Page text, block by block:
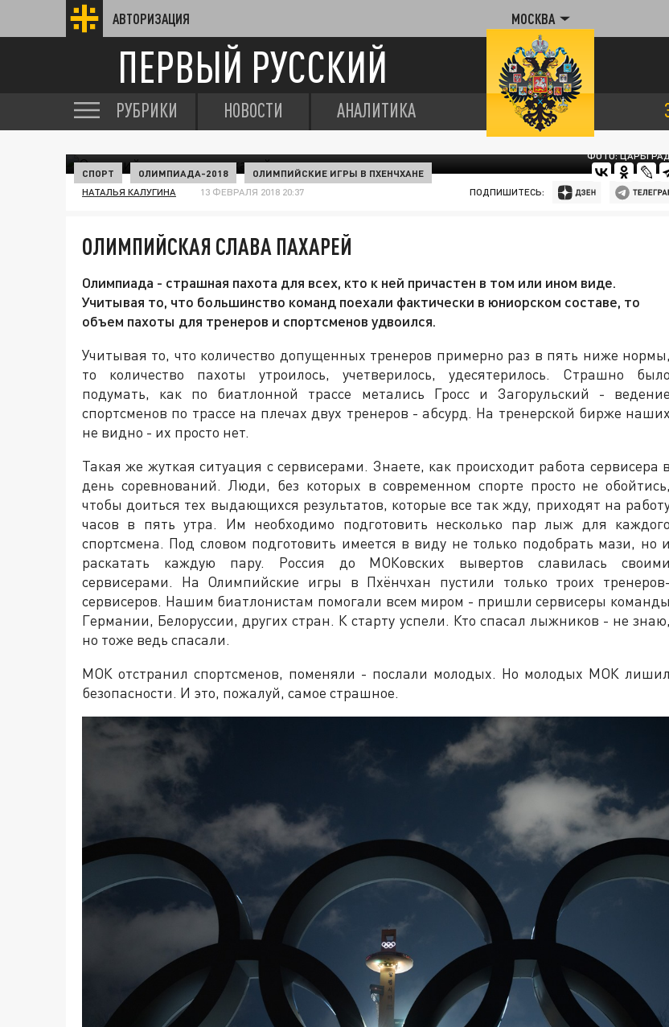
АВТОРИЗАЦИЯ МОСКВА
ПЕРВЫЙ РУССКИЙ
РУБРИКИ НОВОСТИ АНАЛИТИКА
ФОТО:
СПОРТ ОЛИМПИАДА-2018 ОЛИМПИЙСКИЕ ИГРЫ В ПХЕНЧХАНЕ
НАТАЛЬЯ КАЛУГИНА 13 ФЕВРАЛЯ 2018 20:37 ПОДПИШИТЕСЬ:
ОЛИМПИЙСКАЯ СЛАВА ПАХАРЕЙ
Олимпиада - страшная пахота для всех, кто к ней причастен в том или ином виде.
Учитывая то, что большинство команд поехали фактически в юниорском составе, то
объем пахоты для тренеров и спортсменов удвоился.
Учитывая то, что количество допущенных тренеров примерно раз в пять ниже нормы,
то количество пахоты утроилось, учетверилось, удесятерилось. Страшно было
подумать, как по биатлонной трассе метались Гросс и Загорульский - ведение
спортсменов по трассе на плечах двух тренеров - абсурд. На тренерской бирже наших
не видно - их просто нет.
Такая же жуткая ситуация с сервисерами. Знаете, как происходит работа сервисера в
день соревнований. Люди, без которых в современном спорте просто не обойтись,
чтобы доиться тех выдающихся результатов, которые все так жду, приходят на
часов в пять утра. Им необходимо подготовить несколько пар лыж для каждого
спортсмена. Под словом подготовить имеется в виду не только подобрать мази, но и
раскатать каждую пару. Россия до МОКовских вывертов славилась своими
сервисерами. На Олимпийские игры в Пхёнчхан пустили только троих тренеров-
сервисеров. Нашим биатлонистам помогали всем миром - пришли сервисеры команды
Германии, Белоруссии, других стран. К старту успели. Кто спасал лыжников - не знаю,
но тоже ведь спасали.
МОК отстранил спортсменов, поменяли - послали молодых. Но молодых МОК лишил
безопасности. И это, пожалуй, самое страшное.